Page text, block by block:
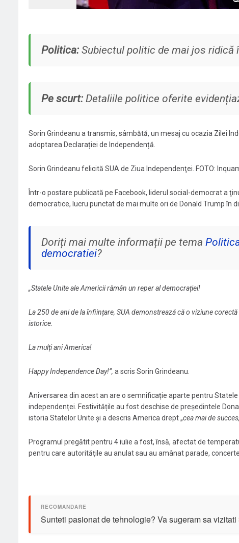
Politica:Subiectul politic de mai jos ridică
Pe scurt:Detaliile politice oferite
Sorin Grindeanu a transmis, sâmbătă, un mesaj cu ocazia Zilei
adoptarea Declarației de Independență.
Sorin Grindeanu felicită SUA de Ziua Independenţei. FOTO:
Într-o postare publicată pe Facebook, liderul social-democrat a
democratice, lucru punctat de mai multe ori de Donald Trump în
Doriți mai multe informații pe tema
democratiei?
„Statele Unite ale Americii rămân un reper al democrației!
La 250 de ani de la înființare, SUA demonstrează că o viziune
istorice.
La mulți ani America!
Happy Independence Day!”, a scris Sorin Grindeanu.
Aniversarea din acest an are o semnificație aparte pentru
independenței. Festivitățile au fost deschise de președintele
istoria Statelor Unite și a descris America drept „cea mai de
Programul pregătit pentru 4 iulie a fost, însă, afectat de
pentru care autoritățile au anulat sau au amânat parade,
Sunteti pasionat de tehnologie? Va sugeram sa vizitati